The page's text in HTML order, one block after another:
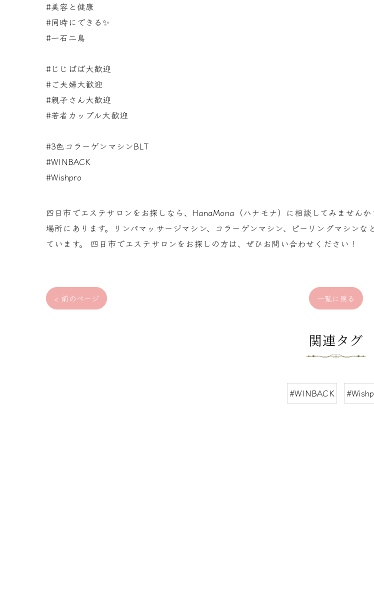
#美容と健康
#同時にできる✨
#一石二鳥
#じじばば大歓迎
#ご夫婦大歓迎
#親子さん大歓迎
#若者カップル大歓迎
#3色コラーゲンマシンBLT
#WINBACK
#Wishpro
四日市でエステサロンをお探しなら、HanaMona（ハナモナ）に相談してみません
場所にあります。リンパマッサージマシン、コラーゲンマシン、ピーリングマシン
ています。 四日市でエステサロンをお探しの方は、ぜひお問い合わせください！
< 前のページ 一覧に戻る
関連タグ
#WINBACK